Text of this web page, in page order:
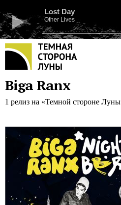
Lost Day
Other Lives
Biga Ranx
1 релиз на «Темной стороне